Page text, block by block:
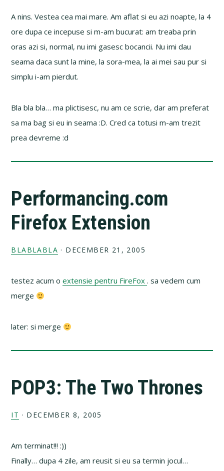
A nins. Vestea cea mai mare. Am aflat si eu azi noapte, la 4
ore dupa ce incepuse si m-am bucurat: am treaba prin
oras azi si, normal, nu imi gasesc bocancii. Nu imi dau
seama daca sunt la mine, la sora-mea, la ai mei sau pur si
simplu i-am pierdut.
Bla bla bla… ma plictisesc, nu am ce scrie, dar am preferat
sa ma bag si eu in seama :D. Cred ca totusi m-am trezit
prea devreme :d
Performancing.com
Firefox Extension
BLABLABLA · DECEMBER 21, 2005
testez acum oextensie pentru FireFox. sa vedem cum
merge
later: si merge
POP3: The Two Thrones
IT · DECEMBER 8, 2005
Am terminat!!! :))
Finally… dupa 4 zile, am reusit si eu sa termin jocul…